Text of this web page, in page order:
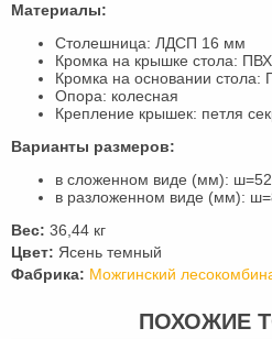
Материалы:
Столешница: ЛДСП 16 мм
Кромка на крышке стола:
Кромка на основании стола:
Опора: колесная
Крепление крышек: петля
Варианты размеров:
в сложенном виде (мм):
в разложенном виде (мм):
Вес: 36,44 кг
Цвет: Ясень темный
Фабрика: Можгинский
ПОХОЖИЕ